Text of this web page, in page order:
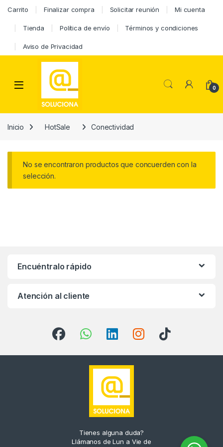
Carrito Finalizar compra Solicitar reunión Mi cuenta
Tienda Política de envío Términos y condiciones
Aviso de Privacidad
0
Inicio HotSale Conectividad
No se encontraron productos que concuerden con la
selección.
Encuéntralo rápido
Atención al cliente
Tienes alguna duda?
Llámanos de Lun a Vie de